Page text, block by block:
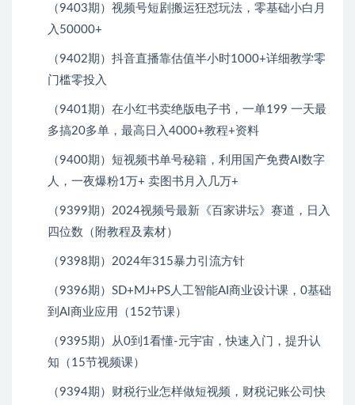
（9403期）视频号短剧搬运狂怼玩法，零基础小白月
入50000+
（9402期）抖音直播靠估值半小时1000+详细教学零
门槛零投入
（9401期）在小红书卖绝版电子书，一单199 一天最
多搞20多单，最高日入4000+教程+资料
（9400期）短视频书单号秘籍，利用国产免费AI数字
人，一夜爆粉1万+ 卖图书月入几万+
（9399期）2024视频号最新《百家讲坛》赛道，日入
四位数（附教程及素材）
（9398期）2024年315暴力引流方针
（9396期）SD+MJ+PS人工智能AI商业设计课，0基础
到Al商业应用（152节课）
（9395期）从0到1看懂-元宇宙，快速入门，提升认
知（15节视频课）
（9394期）财税行业怎样做短视频，财税记账公司快